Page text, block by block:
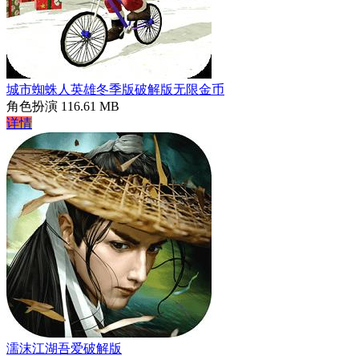
城市蜘蛛人英雄冬季版破解版无限金币
角色扮演 116.61 MB
详情
濡沫江湖吾爱破解版